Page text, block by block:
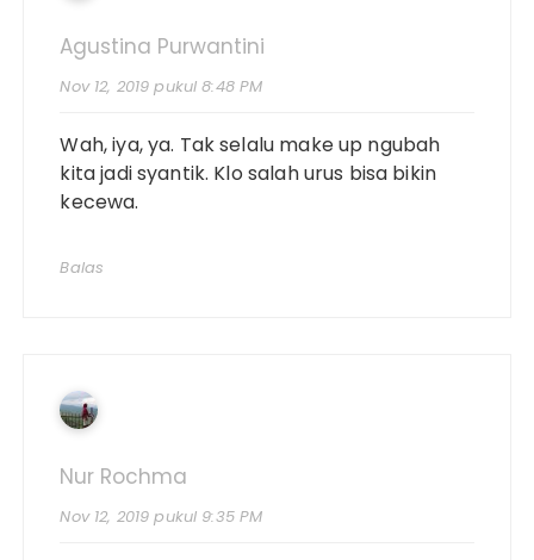
Agustina Purwantini
Nov 12, 2019 pukul 8:48 PM
Wah, iya, ya. Tak selalu make up ngubah
kita jadi syantik. Klo salah urus bisa bikin
kecewa.
Balas
Nur Rochma
Nov 12, 2019 pukul 9:35 PM